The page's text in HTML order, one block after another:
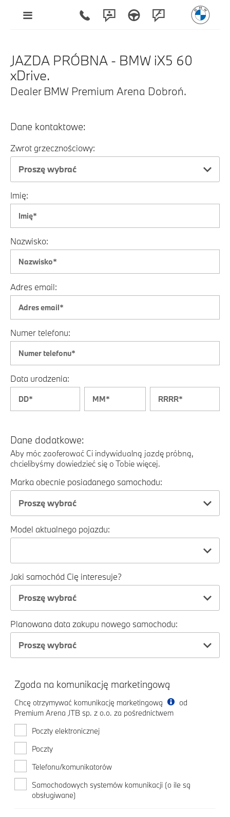
JAZDA PRÓBNA - BMW iX5 60
xDrive.
Dealer BMW Premium Arena Dobroń.
Dane kontaktowe:
Zwrot grzecznościowy:
Proszę wybrać
Imię:
Nazwisko:
Adres email:
Numer telefonu:
Data urodzenia:
Dane dodatkowe:
Aby móc zaoferować Ci indywidualną jazdę próbną,
chcielibyśmy dowiedzieć się o Tobie więcej.
Marka obecnie posiadanego samochodu:
Proszę wybrać
Model aktualnego pojazdu:
Jaki samochód Cię interesuje?
Proszę wybrać
Planowana data zakupu nowego samochodu:
Proszę wybrać
Zgoda na komunikację marketingową
Chcę otrzymywać komunikację marketingową
od
Premium Arena JTB sp. z o.o. za pośrednictwem
Poczty elektronicznej
Poczty
Telefonu/komunikatorów
Samochodowych systemów komunikacji (o ile są
obsługiwane)